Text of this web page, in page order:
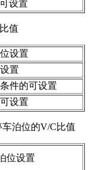
设置
值
设置
置
件的可设置
设置
泊位的V/C比值
位设置